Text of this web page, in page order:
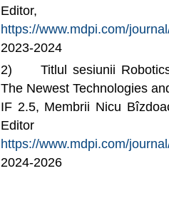
Editor,
https://www.mdpi.com/
2023-2024
2) Titlul sesiunii Robotics,
The Newest Technologies
IF 2.5, Membrii Nicu
Editor
https://www.mdpi.com/
2024-2026